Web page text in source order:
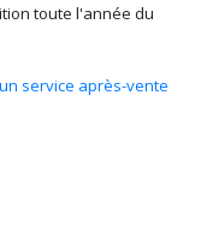
toute l'année du
un service après-vente